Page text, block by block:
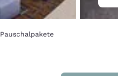
Pauschalpakete